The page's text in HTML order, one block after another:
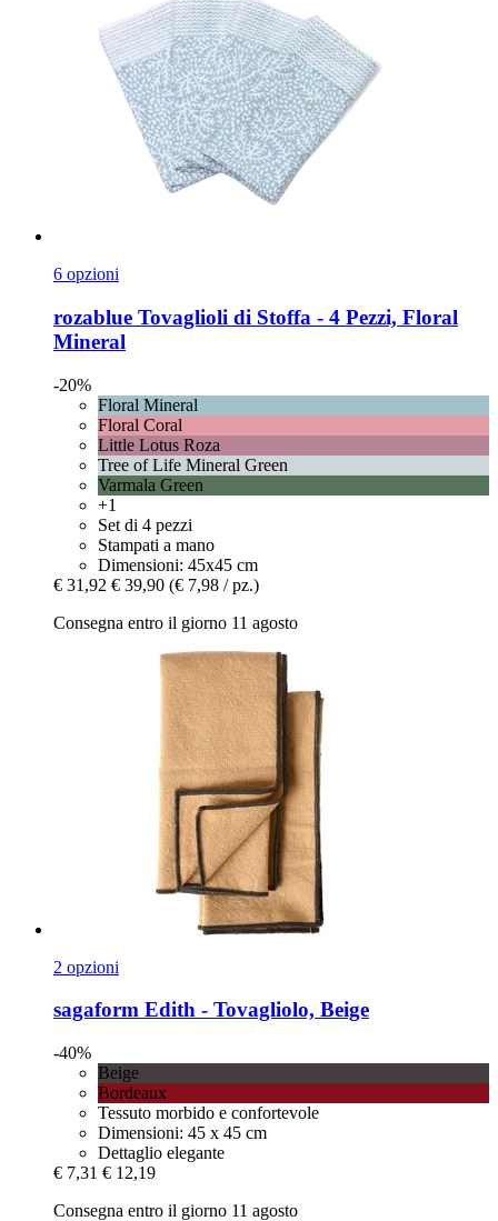
6 opzioni
rozablue Tovaglioli di Stoffa -​ 4 Pezzi, Floral
Mineral
-20%
Floral Mineral
Floral Coral
Little Lotus Roza
Tree of Life Mineral Green
Varmala Green
+1
Set di 4 pezzi
Stampati a mano
Dimensioni: 45x45 cm
€ 31,92 € 39,90 (€ 7,98 / pz.)
Consegna entro il giorno 11 agosto
2 opzioni
sagaform Edith -​ Tovagliolo, Beige
-40%
Beige
Bordeaux
Tessuto morbido e confortevole
Dimensioni: 45 x 45 cm
Dettaglio elegante
€ 7,31 € 12,19
Consegna entro il giorno 11 agosto